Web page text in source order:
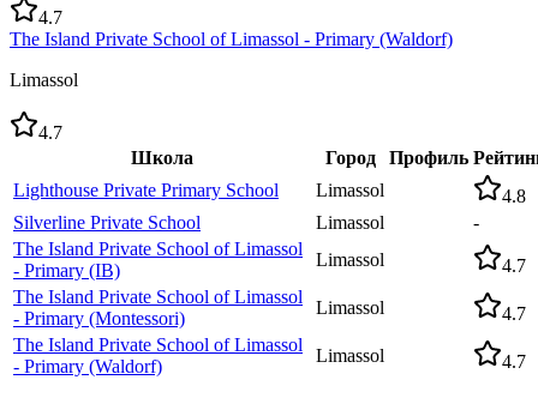
4.7
The Island Private School of Limassol - Primary (Waldorf)
Limassol
4.7
Школа
Город Профиль
Lighthouse Private Primary School
Limassol
4.8
Silverline Private School
Limassol
-
The Island Private School of Limassol
- Primary (IB)
Limassol
4.7
The Island Private School of Limassol
- Primary (Montessori)
Limassol
4.7
The Island Private School of Limassol
- Primary (Waldorf)
Limassol 4.7